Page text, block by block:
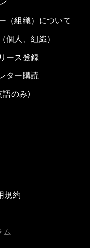
（組織）について
個人、組織）
ース登録
ター購読
語のみ)
規約
ム